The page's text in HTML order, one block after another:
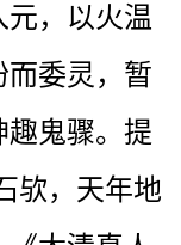
，以火温
而委灵，暂
趣鬼骤。提
欤，天年地